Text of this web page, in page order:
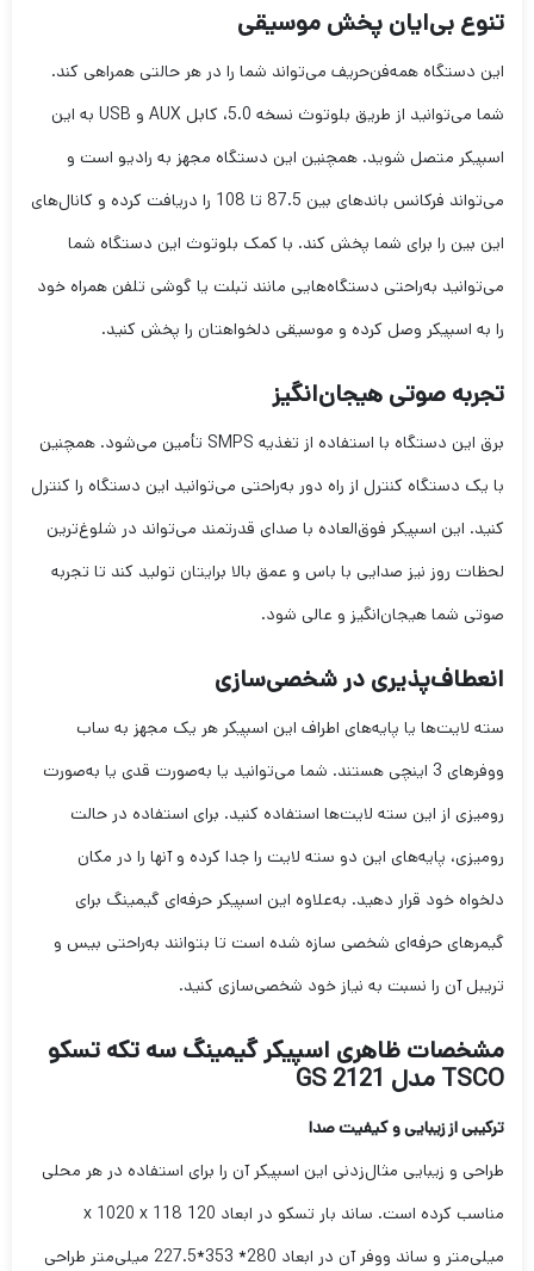
تنوع بی‌ایان پخش موسیقی
این دستگاه همه‌فن‌حریف می‌تواند شما را در هر حالتی همراهی کند.
شما می‌توانید از طریق بلوتوث نسخه 5.0، کابل AUX و USB به این
اسپیکر متصل شوید. همچنین این دستگاه مجهز به رادیو است و
می‌تواند فرکانس باندهای بین 87.5 تا 108 را دریافت کرده و کانال‌های
این بین را برای شما پخش کند. با کمک بلوتوث این دستگاه شما
می‌توانید به‌راحتی دستگاه‌هایی مانند تبلت یا گوشی تلفن همراه خود
را به اسپیکر وصل کرده و موسیقی دلخواهتان را پخش کنید.
تجربه صوتی هیجان‌انگیز
برق این دستگاه با استفاده از تغذیه SMPS تأمین می‌شود. همچنین
با یک دستگاه کنترل از راه دور به‌راحتی می‌توانید این دستگاه را کنترل
کنید. این اسپیکر فوق‌العاده با صدای قدرتمند می‌تواند در شلوغ‌ترین
لحظات روز نیز صدایی با باس و عمق بالا برایتان تولید کند تا تجربه
صوتی شما هیجان‌انگیز و عالی شود.
انعطاف‌پذیری در شخصی‌سازی
سته لایت‌ها یا پایه‌های اطراف این اسپیکر هر یک مجهز به ساب
ووفرهای 3 اینچی هستند. شما می‌توانید یا به‌صورت قدی یا به‌صورت
رومیزی از این سته لایت‌ها استفاده کنید. برای استفاده در حالت
رومیزی، پایه‌های این دو سته لایت را جدا کرده و آنها را در مکان
دلخواه خود قرار دهید. به‌علاوه این اسپیکر حرفه‌ای گیمینگ برای
گیمرهای حرفه‌ای شخصی سازه شده است تا بتوانند به‌راحتی بیس و
تریبل آن را نسبت به نیاز خود شخصی‌سازی کنید.
مشخصات ظاهری اسپیکر گیمینگ سه تکه تسکو
TSCO مدل GS 2121
ترکیبی از زیبایی و کیفیت صدا
طراحی و زیبایی مثال‌زدنی این اسپیکر آن را برای استفاده در هر محلی
مناسب کرده است. ساند بار تسکو در ابعاد 120 x 1020 x 118
میلی‌متر و ساند ووفر آن در ابعاد 280* 353*227.5 میلی‌متر طراحی